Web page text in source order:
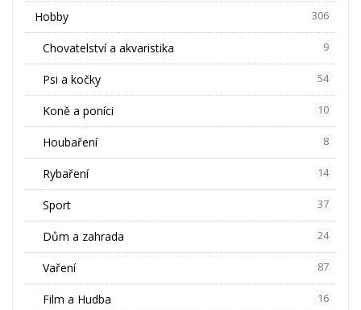
Hobby 306
Chovatelství a akvaristika 9
Psi a kočky 54
Koně a poníci 10
Houbaření 8
Rybaření 14
Sport 37
Dům a zahrada 24
Vaření 87
Film a Hudba 16